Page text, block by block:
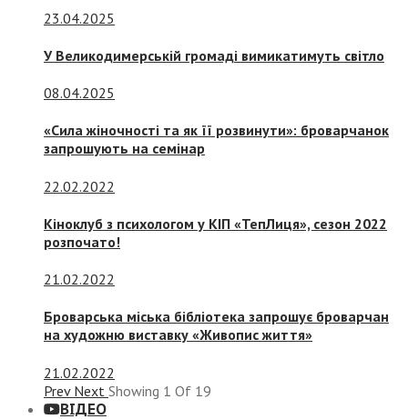
23.04.2025
У Великодимерській громаді вимикатимуть світло
08.04.2025
«Сила жіночності та як її розвинути»: броварчанок
запрошують на семінар
22.02.2022
Кіноклуб з психологом у КІП «ТепЛиця», сезон 2022
розпочато!
21.02.2022
Броварська міська бібліотека запрошує броварчан
на художню виставку «Живопис життя»
21.02.2022
Prev Next Showing 1 Of 19
ВІДЕО